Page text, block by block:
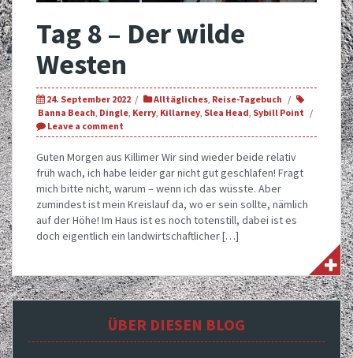
Tag 8 – Der wilde
Westen
24. September 2022 Alltägliches, Reise-Tagebuch
Banna Beach, Dingle, Kerry, Killarney, Slea Head, Sybill Point
Leave a comment
Guten Morgen aus Killimer Wir sind wieder beide relativ
früh wach, ich habe leider gar nicht gut geschlafen! Fragt
mich bitte nicht, warum – wenn ich das wüsste. Aber
zumindest ist mein Kreislauf da, wo er sein sollte, nämlich
auf der Höhe! Im Haus ist es noch totenstill, dabei ist es
doch eigentlich ein landwirtschaftlicher […]
ÜBER DIESEN BLOG